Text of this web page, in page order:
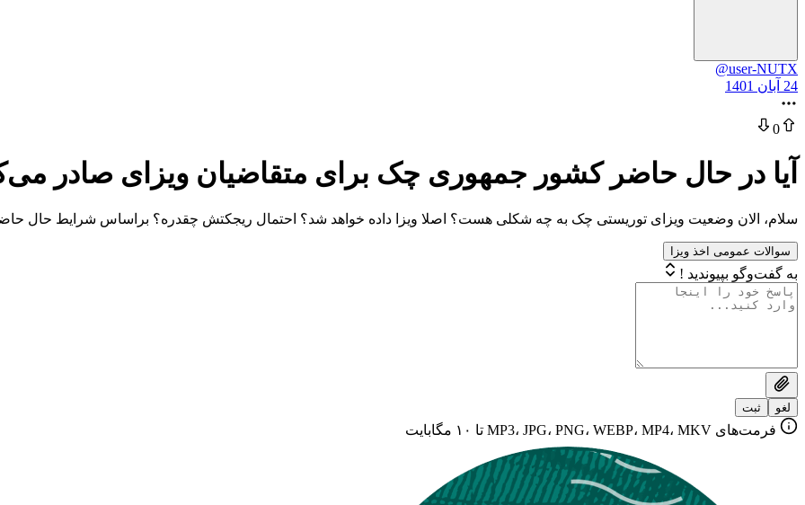
@user-NUTX
24 آبان 1401
0
آیا در حال حاضر کشور جمهوری چک برای متقاضیان ویزای صادر
سلام، الان وضعیت ویزای توریستی چک به چه شکلی هست؟ اصلا ویزا داده خواهد شد؟ احتمال ریجکتش چقدره؟ براساس شرایط حال
سوالات عمومی اخذ ویزا
به گفت‌وگو بپیوندید !
لغو ثبت
فرمت‌های MP3، JPG، PNG، WEBP، MP4، MKV تا ۱۰ مگابایت